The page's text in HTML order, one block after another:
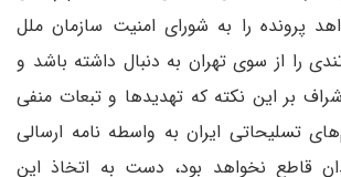
پرونده را به شورای امنیت سازمان ملل
را از سوی تهران به دنبال داشته باشد و
بر این نکته که تهدیدها و تبعات منفی
تسلیحاتی ایران به واسطه نامه ارسالی
قاطع نخواهد بود، دست به اتخاذ این